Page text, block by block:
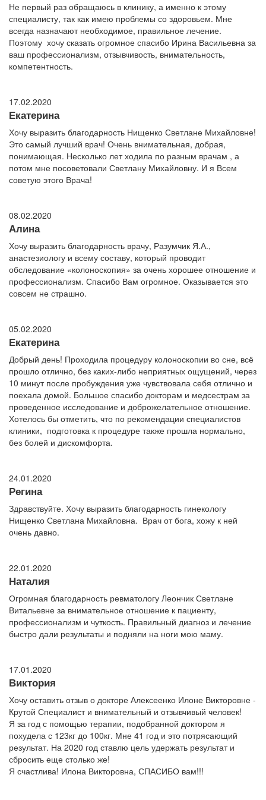
Не первый раз обращаюсь в клинику, а именно к этому
специалисту, так как имею проблемы со здоровьем. Мне
всегда назначают необходимое, правильное лечение.
Поэтому хочу сказать огромное спасибо Ирина Васильевна за
ваш профессионализм, отзывчивость, внимательность,
компетентность.
17.02.2020
Екатерина
Хочу выразить благодарность Нищенко Светлане Михайловне!
Это самый лучший врач! Очень внимательная, добрая,
понимающая. Несколько лет ходила по разным врачам , а
потом мне посоветовали Светлану Михайловну. И я Всем
советую этого Врача!
08.02.2020
Алина
Хочу выразить благодарность врачу, Разумчик Я.А.,
анастезиологу и всему составу, который проводит
обследование «колоноскопия» за очень хорошее отношение и
профессионализм. Спасибо Вам огромное. Оказывается это
совсем не страшно.
05.02.2020
Екатерина
Добрый день! Проходила процедуру колоноскопии во сне, всё
прошло отлично, без каких-либо неприятных ощущений, через
10 минут после пробуждения уже чувствовала себя отлично и
поехала домой. Большое спасибо докторам и медсестрам за
проведенное исследование и доброжелательное отношение.
Хотелось бы отметить, что по рекомендации специалистов
клиники, подготовка к процедуре также прошла нормально,
без болей и дискомфорта.
24.01.2020
Регина
Здравствуйте. Хочу выразить благодарность гинекологу
Нищенко Светлана Михайловна. Врач от бога, хожу к ней
очень давно.
22.01.2020
Наталия
Огромная благодарность ревматологу Леончик Светлане
Витальевне за внимательное отношение к пациенту,
профессионализм и чуткость. Правильный диагноз и лечение
быстро дали результаты и подняли на ноги мою маму.
17.01.2020
Виктория
Хочу оставить отзыв о докторе Алексеенко Илоне Викторовне -
Крутой Специалист и внимательный и отзывчивый человек!
Я за год с помощью терапии, подобранной доктором я
похудела с 123кг до 100кг. Мне 41 год и это потрясающий
результат. На 2020 год ставлю цель удержать результат и
сбросить еще столько же!
Я счастлива! Илона Викторовна, СПАСИБО вам!!!